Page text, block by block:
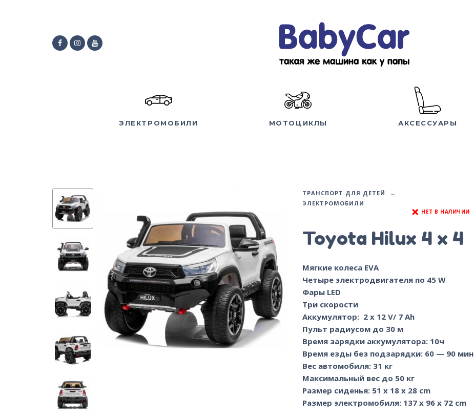
ЭЛЕКТРОМОБИЛИ МОТОЦИКЛЫ АКСЕССУАРЫ
ТРАНСПОРТ ДЛЯ ДЕТЕЙ
ЭЛЕКТРОМОБИЛИ
НЕТ В НАЛИЧИИ
Toyota Hilux 4 x 4
Мягкие колеса EVA
Четыре электродвигателя по 45 W
Фары LED
Три скорости
Аккумулятор: 2 x 12 V/ 7 Ah
Пульт радиусом до 30 м
Время зарядки аккумулятора: 10ч
Время езды без подзарядки: 60 — 90 мин
Вес автомобиля: 31 кг
Максимальный вес до 50 кг
Размер сиденья: 51 x 18 x 28 сm
Размер электромобиля: 137 x 96 x 72 сm